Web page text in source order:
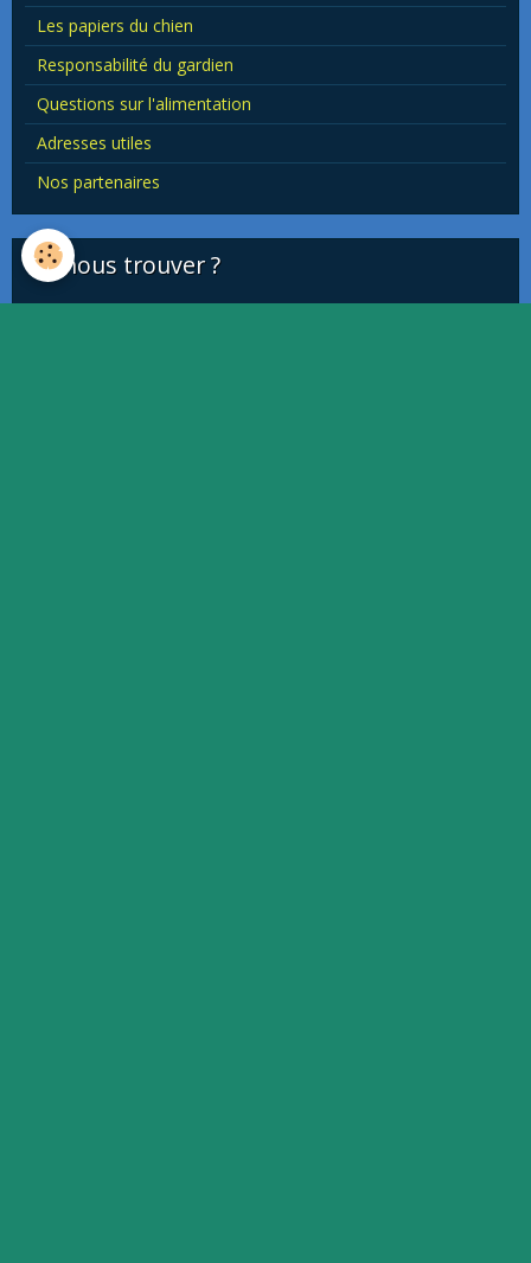
Les papiers du chien
Responsabilité du gardien
Questions sur l'alimentation
Adresses utiles
Nos partenaires
Où nous trouver ?